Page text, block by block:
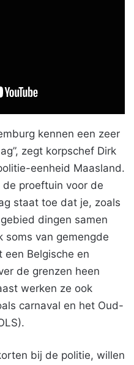
kennen een zeer
zegt korpschef Dirk
eenheid Maasland.
de proeftuin voor de
staat toe dat je, zoals
dingen samen
soms van gemengde
een Belgische en
de grenzen heen
werken ze ook
carnaval en het Oud-
bij de politie, willen